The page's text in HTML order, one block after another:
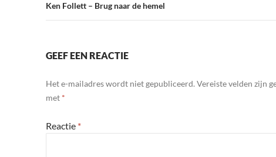
Ken Follett – Brug naar de hemel
GEEF EEN REACTIE
Het e-mailadres wordt niet gepubliceerd. Vereiste velden zijn
met *
Reactie *